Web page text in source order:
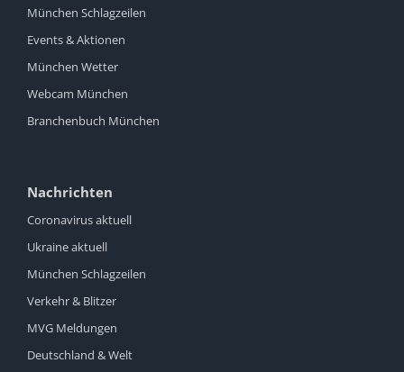
München Schlagzeilen
Events & Aktionen
München Wetter
Webcam München
Branchenbuch München
Nachrichten
Coronavirus aktuell
Ukraine aktuell
München Schlagzeilen
Verkehr & Blitzer
MVG Meldungen
Deutschland & Welt